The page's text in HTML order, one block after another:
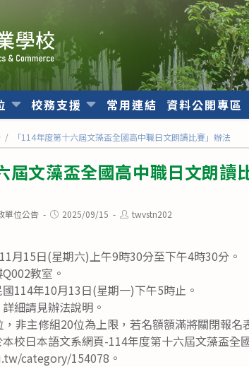
校務支援 常用連結 資料公開專區
/ 「114年度第十六屆文藻盃全國高中職日文朗讀比賽」辦法
屆文藻盃全國高中職日文朗讀
單位公告
Post2025/09/15
Posttwvstn202
月15日(星期六)上午9時30分至下午4時30分。
教室。
114年10月13日(星期一)下午5時止。
細請見辦法說明。
非主修組20位為上限，若名額額滿將關閉報名
校日本語文系網頁-114年度第十六屆文藻盃全
category/154078。